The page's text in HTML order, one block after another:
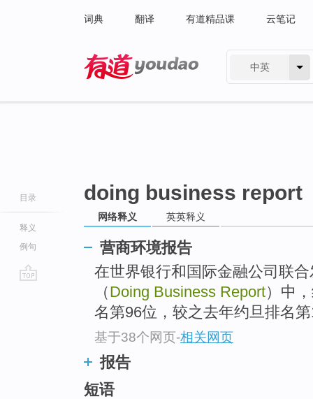
词典 翻译 有道精品课 云笔记
中英
目录
释义
例句
doing business report
网络释义 英英释义
营商环境报告
在世界银行和国际金融公司联
（Doing Business Report）中
名第96位，较之去年约旦排名
基于38个网页-相关网页
报告
短语